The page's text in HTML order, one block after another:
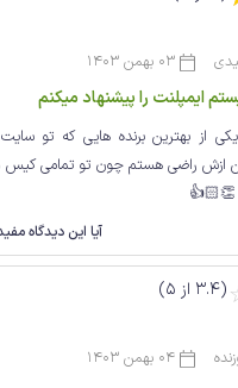
03 بهمن 1403
ایمپلنت را پیشنهاد میکنم
از بهترین برنده هایی که تو
راضی هستم چون تو تمامی کیس
👏🏻👍
آیا این دیدگاه
(3.4 از 5)
04 بهمن 1403